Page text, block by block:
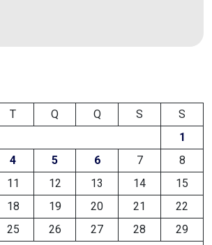
T Q Q S
S
1
4 5 6 7
8
11 12 13 14
15
18 19 20 21
22
25 26 27 28
29